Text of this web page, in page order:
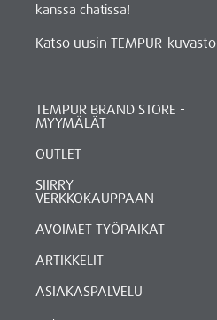
kanssa chatissa!
Katso uusin TEMPUR-kuvasto
TEMPUR BRAND STORE -
MYYMÄLÄT
OUTLET
SIIRRY
VERKKOKAUPPAAN
AVOIMET TYÖPAIKAT
ARTIKKELIT
ASIAKASPALVELU